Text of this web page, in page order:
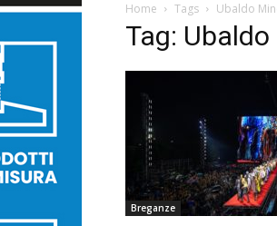
Home Tags Ubaldo
Tag:
Breganze